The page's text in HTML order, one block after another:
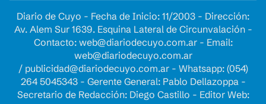
Diario de Cuyo - Fecha de Inicio: 11/2003 - Dirección:
Av. Alem Sur 1639. Esquina Lateral de Circunvalación -
Contacto: web@diariodecuyo.com.ar- Email:
web@diariodecuyo.com.ar
/ publicidad@diariodecuyo.com.ar- Whatsapp: (054)
264 5045343 - Gerente General: Pablo Dellazoppa -
Secretario de Redacción: Diego Castillo - Editor Web: